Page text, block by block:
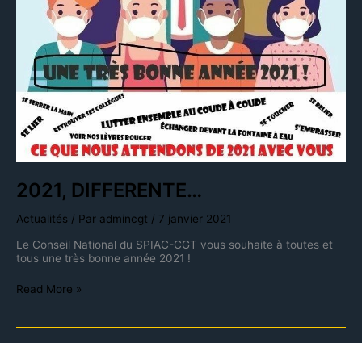
2021, DIFFERENTE…
Actualités / Par admincgt / 7 janvier 2021
Le Conseil National du SPIAC-CGT vous souhaite à toutes et
tous une très bonne année 2021 !
Read More »